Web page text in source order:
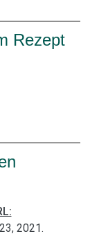
Rezept
2021.